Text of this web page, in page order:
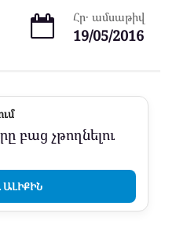
Հր․ ամսաթիվ
19/05/2016
բաց չթողնելու